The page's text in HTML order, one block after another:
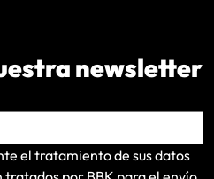
newsletter
el tratamiento de sus datos